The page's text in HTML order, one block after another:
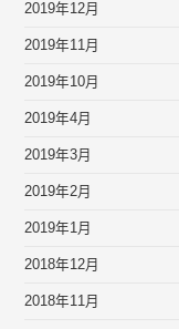
2019年12月
2019年11月
2019年10月
2019年4月
2019年3月
2019年2月
2019年1月
2018年12月
2018年11月